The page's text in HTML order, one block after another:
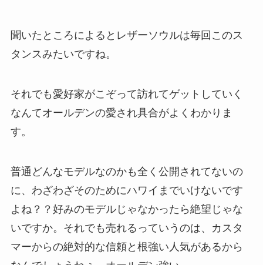
聞いたところによるとレザーソウルは毎回このス
タンスみたいですね。
それでも愛好家がこぞって訪れてゲットしていく
なんてオールデンの愛され具合がよくわかりま
す。
普通どんなモデルなのかも全く公開されてないの
に、わざわざそのためにハワイまでいけないです
よね？？好みのモデルじゃなかったら絶望じゃな
いですか。それでも売れるっていうのは、カスタ
マーからの絶対的な信頼と根強い人気があるから